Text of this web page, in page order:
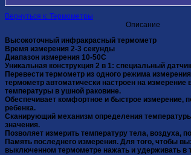
Вернуться к: Термометры
Описание
Высокоточный инфракрасный термометр
Время измерения 2-3 секунды
Диапазон измерения 10-50С
Уникальная конструкция 2 в 1: специальный
Перевести термометр из одного режима
термометр автоматически настроен на
температуры в ушной раковине.
Обеспечивает комфортное и быстрое измерение,
ребенка.
Сканирующий механизм определения
значения.
Позволяет измерить температуру тела, воздуха,
Память последнего измерения. Для того, чтобы
выключенном термометре нажать и удерживать в